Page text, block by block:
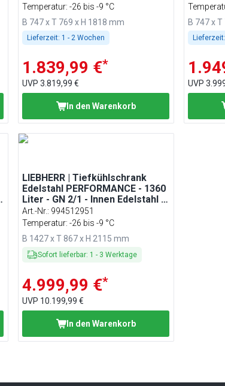
Temperatur: -26 bis -9 °C
B 747 x T 769 x H 1818 mm
Lieferzeit: 1 - 2 Wochen
1.839,99 €*
UVP3.819,99 €
In den Warenkorb
B 747 x
Lieferzeit:
UVP
LIEBHERR | Tiefkühlschrank
Edelstahl PERFORMANCE - 1360
Liter - GN 2/1 - Innen Edelstahl -
mit 2 Türen
Art.-Nr.: 994512951
Temperatur: -26 bis -9 °C
B 1427 x T 867 x H 2115 mm
Sofort lieferbar: 1 - 3 Werktage
4.999,99 €*
UVP 10.199,99 €
In den Warenkorb